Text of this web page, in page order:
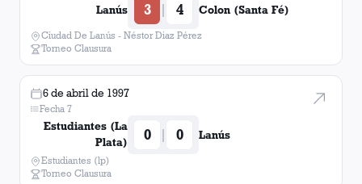
Lanús 3 | 4 Colon (Santa Fé)
Ciudad De Lanús - Néstor Diaz Pérez
Torneo Clausura
6 de abril de 1997
Fecha 7
Estudiantes (La
Plata)
0 | 0 Lanús
Estudiantes (lp)
Torneo Clausura